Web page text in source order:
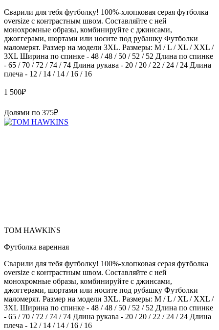
Сварили для тебя футболку! 100%-хлопковая серая футболка
oversize с контрастным швом. Составляйте с ней
монохромные образы, комбинируйте с джинсами,
джоггерами, шортами или носите под рубашку Футболки
маломерят. Размер на модели 3XL. Размеры: M / L / XL / XXL /
3XL Ширина по спинке - 48 / 48 / 50 / 52 / 52 Длина по спинке
- 65 / 70 / 72 / 74 / 74 Длина рукава - 20 / 20 / 22 / 24 / 24 Длина
плеча - 12 / 14 / 14 / 16 / 16
1 500₽
Долями по 375₽
TOM HAWKINS
Футболка варенная
Сварили для тебя футболку! 100%-хлопковая серая футболка
oversize с контрастным швом. Составляйте с ней
монохромные образы, комбинируйте с джинсами,
джоггерами, шортами или носите под рубашку Футболки
маломерят. Размер на модели 3XL. Размеры: M / L / XL / XXL /
3XL Ширина по спинке - 48 / 48 / 50 / 52 / 52 Длина по спинке
- 65 / 70 / 72 / 74 / 74 Длина рукава - 20 / 20 / 22 / 24 / 24 Длина
плеча - 12 / 14 / 14 / 16 / 16